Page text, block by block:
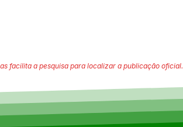
facilita a pesquisa para localizar a publicação oficial.